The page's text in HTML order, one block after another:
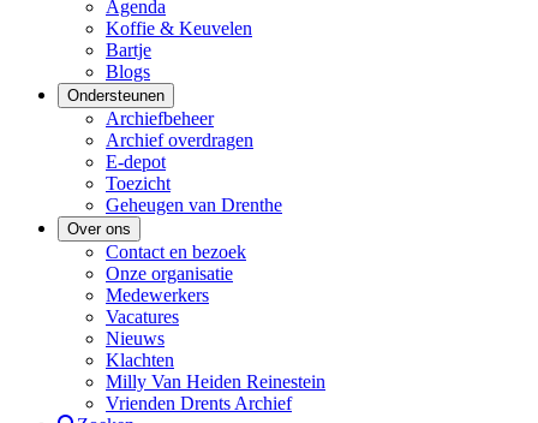
Agenda
Koffie & Keuvelen
Bartje
Blogs
Ondersteunen
Archiefbeheer
Archief overdragen
E-depot
Toezicht
Geheugen van Drenthe
Over ons
Contact en bezoek
Onze organisatie
Medewerkers
Vacatures
Nieuws
Klachten
Milly Van Heiden Reinestein
Vrienden Drents Archief